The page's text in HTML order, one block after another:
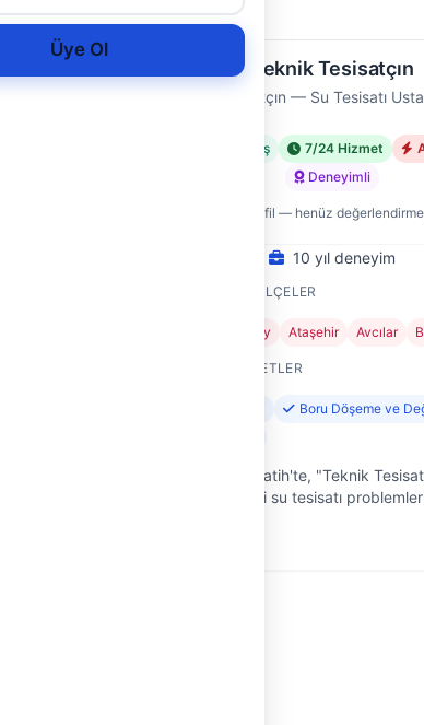
Üye Ol
hızlı
Teknik Tesisatçın
Teknik Tesisatçın — Su Tesisatı
Doğrulanmış 7/24 Hizmet
Deneyimli
Yeni profil — henüz
10 yıl deneyim
HIZMET VERDIĞI İLÇELER
Arnavutköy Ataşehir Avcılar
SUNDUĞU HIZMETLER
Boru Döşeme ve
İstanbul'un kalbi Fatih'te, "Teknik
ve iş yerlerinizdeki su tesisatı